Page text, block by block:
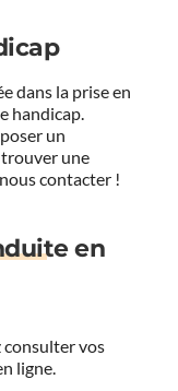
dans la prise en
handicap.
un
une
contacter !
en
consulter vos
ligne.